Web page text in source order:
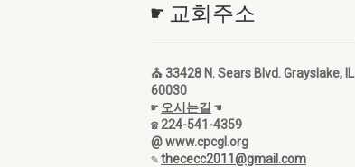
☛ 교회주소
⛪ 33428 N. Sears Blvd. Grayslake, IL
60030
☛ 오시는길 ☚
☎ 224-541-4359
@ www.cpcgl.org
✎thececc2011@gmail.com